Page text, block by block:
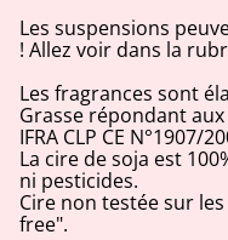
Les suspensions
! Allez voir dans la
Les fragrances sont
Grasse répondant
IFRA CLP CE N°1907/
La cire de soja est
ni pesticides.
Cire non testée sur
free".